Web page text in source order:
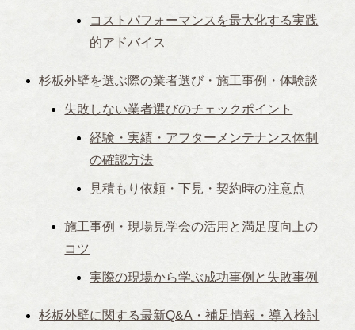
コストパフォーマンスを最大化する実践
的アドバイス
杉板外壁を選ぶ際の業者選び・施工事例・体験談
失敗しない業者選びのチェックポイント
経験・実績・アフターメンテナンス体制
の確認方法
見積もり依頼・下見・契約時の注意点
施工事例・現場見学会の活用と満足度向上の
コツ
実際の現場から学ぶ成功事例と失敗事例
杉板外壁に関する最新Q&A・補足情報・導入検討